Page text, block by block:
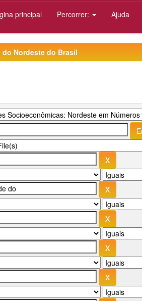
principal Percorrer: Ajuda
do Nordeste do Brasil